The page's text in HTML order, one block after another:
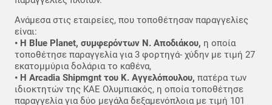
Ανάμεσα στις εταιρείες, που τοποθέτησαν παραγγελίες
είναι:
• Η Blue Planet, συμφερόντων Ν. Αποδιάκου, η οποία
τοποθέτησε παραγγελία για 3 φορτηγά- χύδην με τιμή 27
εκατομμύρια δολάρια το καθένα,
• Η Arcadia Shipmgnt του Κ. Αγγελόπουλου, πατέρα των
ιδιοκτητών της ΚΑΕ Ολυμπιακός, η οποία τοποθέτησε
παραγγελία για δύο μεγάλα δεξαμενόπλοια με τιμή 101